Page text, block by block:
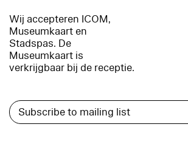
Wij accepteren ICOM,
Museumkaart en
Stadspas. De
Museumkaart is
verkrijgbaar bij de receptie.